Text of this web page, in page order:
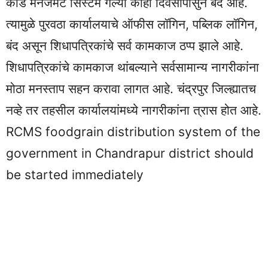
त्यामुळे पुरवठा कार्यालयाचे ऑफीस लॉगिन, पब्लिक लॉगिन,
बंद असून शिधापत्रिकांचे सर्व कामकाज ठप्प झाले आहे.
शिधापत्रिकांचे कामकाज थांबल्याने सर्वसामान्य नागरीकांना
मोठा मनस्ताप सहन करावा लागत आहे. चंद्रपुर जिल्ह्यातच
नव्हे तर तहसील कार्यालयांमध्ये नागरीकांना त्रास होत आहे.
RCMS foodgrain distribution system of the
government in Chandrapur district should
be started immediately